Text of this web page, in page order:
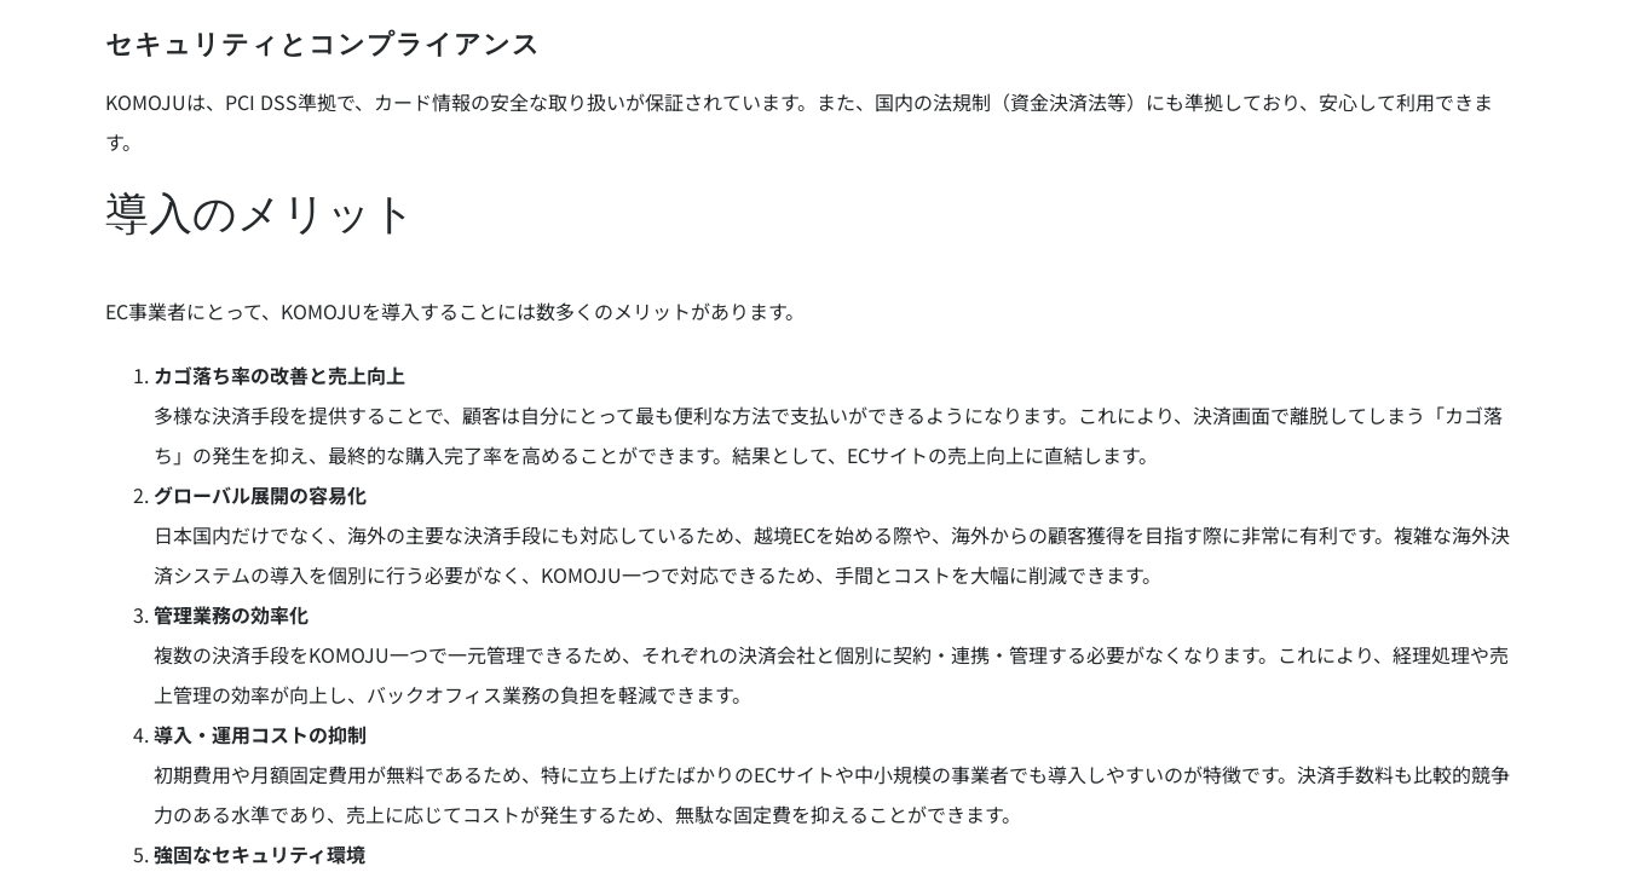
セキュリティとコンプライアンス
KOMOJUは、PCI DSS準拠で、カード情報の安全な取り扱いが保証されています。また、国内の法規制（資金決済法等）にも準拠しており、安心して利用できま
す。
導入のメリット
EC事業者にとって、KOMOJUを導入することには数多くのメリットがあります。
カゴ落ち率の改善と売上向上
多様な決済手段を提供することで、顧客は自分にとって最も便利な方法で支払いができるようになります。これにより、決済画面で離脱してしまう「カゴ落
ち」の発生を抑え、最終的な購入完了率を高めることができます。結果として、ECサイトの売上向上に直結します。
グローバル展開の容易化
日本国内だけでなく、海外の主要な決済手段にも対応しているため、越境ECを始める際や、海外からの顧客獲得を目指す際に非常に有利です。複雑な海外決
済システムの導入を個別に行う必要がなく、KOMOJU一つで対応できるため、手間とコストを大幅に削減できます。
管理業務の効率化
複数の決済手段をKOMOJU一つで一元管理できるため、それぞれの決済会社と個別に契約・連携・管理する必要がなくなります。これにより、経理処理や売
上管理の効率が向上し、バックオフィス業務の負担を軽減できます。
導入・運用コストの抑制
初期費用や月額固定費用が無料であるため、特に立ち上げたばかりのECサイトや中小規模の事業者でも導入しやすいのが特徴です。決済手数料も比較的競争
力のある水準であり、売上に応じてコストが発生するため、無駄な固定費を抑えることができます。
強固なセキュリティ環境